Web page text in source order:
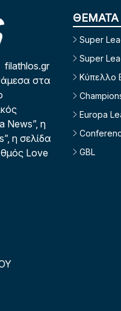
filathlos.gr
στα
News”, η
η σελίδα
Love
ΘΕΜΑΤΑ
Super
Super
Κύπελλο
Europa
GBL